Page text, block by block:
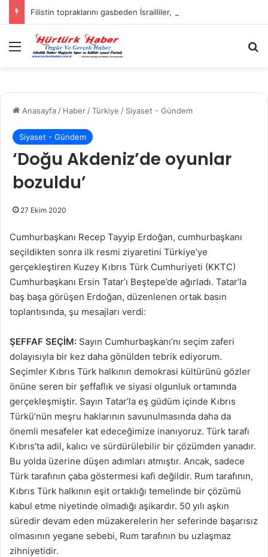
Menü
Anasayfa / Haber /Türkiye / Siyaset - Gündem
Siyaset - Gündem
‘Doğu Akdeniz’de oyunlar
bozuldu’
27 Ekim 2020
Cumhurbaşkanı Recep Tayyip Erdoğan, cumhurbaşkanı
seçildikten sonra ilk resmi ziyaretini Türkiye’ye
gerçekleştiren Kuzey Kıbrıs Türk Cumhuriyeti (KKTC)
Cumhurbaşkanı Ersin Tatar’ı Beştepe’de ağırladı. Tatar’la
baş başa görüşen Erdoğan, düzenlenen ortak basın
toplantısında, şu mesajları verdi:
ŞEFFAF SEÇİM: Sayın Cumhurbaşkanı’nı seçim zaferi
dolayısıyla bir kez daha gönülden tebrik ediyorum.
Seçimler Kıbrıs Türk halkının demokrasi kültürünü gözler
önüne seren bir şeffaflık ve siyasi olgunluk ortamında
gerçekleşmiştir. Sayın Tatar’la eş güdüm içinde Kıbrıs
Türkü’nün meşru haklarının savunulmasında daha da
önemli mesafeler kat edeceğimize inanıyoruz. Türk tarafı
Kıbrıs’ta adil, kalıcı ve sürdürülebilir bir çözümden yanadır.
Bu yolda üzerine düşen adımları atmıştır. Ancak, sadece
Türk tarafının çaba göstermesi kafi değildir. Rum tarafının,
Kıbrıs Türk halkının eşit ortaklığı temelinde bir çözümü
kabul etme niyetinde olmadığı aşikardır. 50 yılı aşkın
süredir devam eden müzakerelerin her seferinde başarısız
olmasının yegane sebebi, Rum tarafının bu uzlaşmaz
zihniyetidir.